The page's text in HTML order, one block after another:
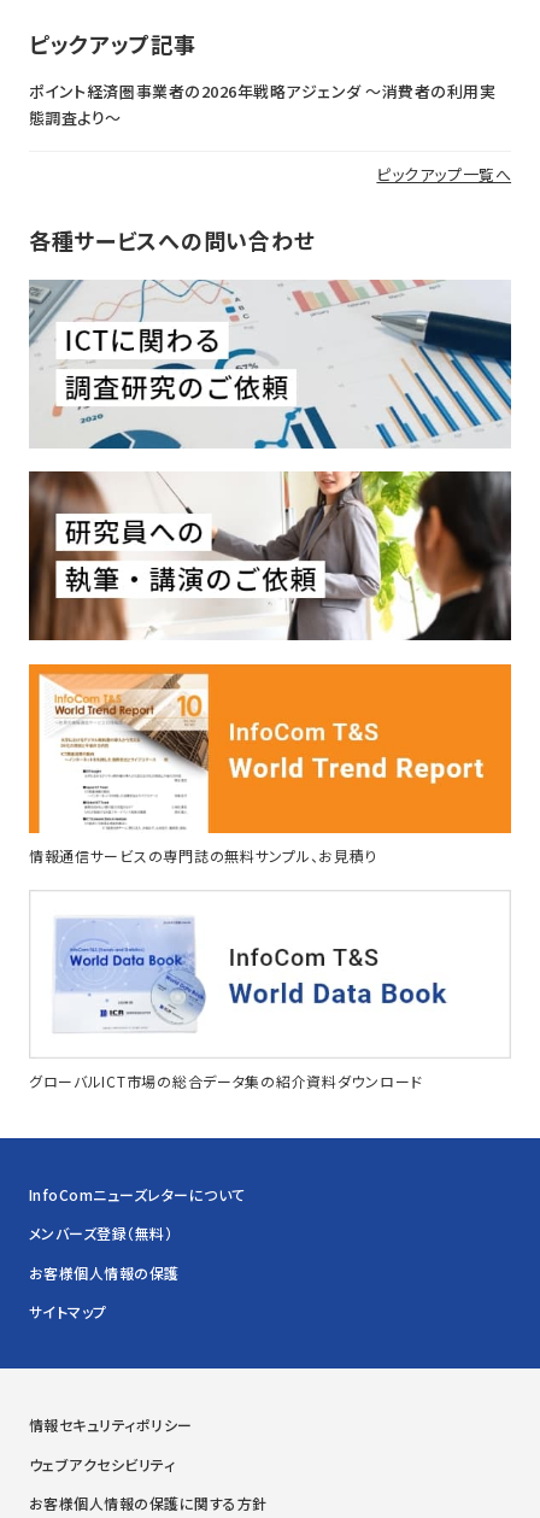
ピックアップ記事
ポイント経済圏事業者の2026年戦略アジェンダ 〜消費者の利用実
態調査より〜
ピックアップ一覧へ
各種サービスへの問い合わせ
情報通信サービスの専門誌の無料サンプル、お見積り
グローバルICT市場の総合データ集の紹介資料ダウンロード
InfoComニューズレターについて
メンバーズ登録（無料）
お客様個人情報の保護
サイトマップ
情報セキュリティポリシー
ウェブアクセシビリティ
お客様個人情報の保護に関する方針